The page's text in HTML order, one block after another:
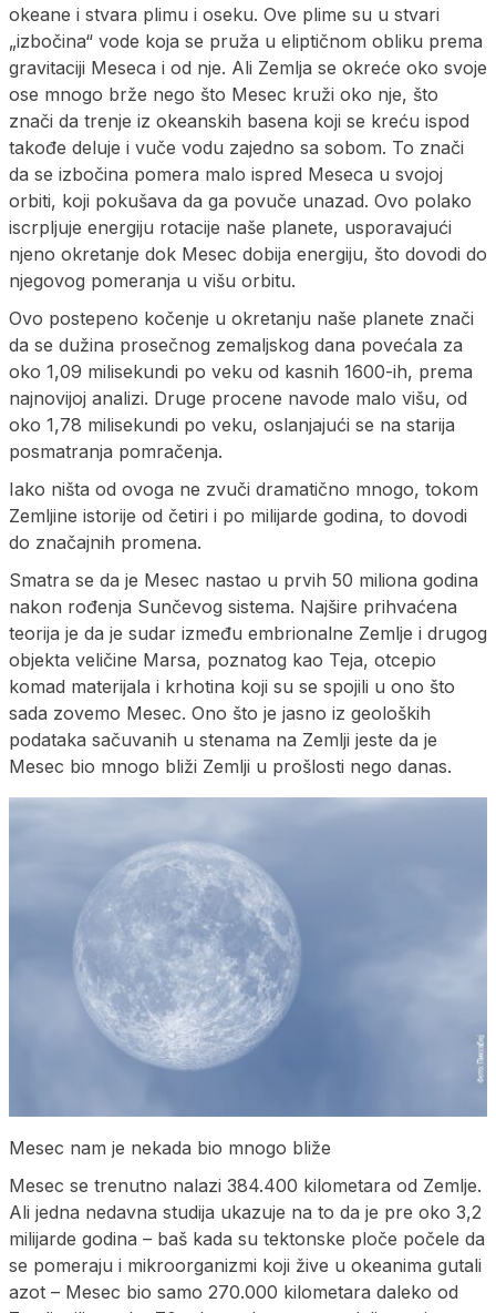
okeane i stvara plimu i oseku. Ove plime su u stvari
„izbočina“ vode koja se pruža u eliptičnom obliku prema
gravitaciji Meseca i od nje. Ali Zemlja se okreće oko svoje
ose mnogo brže nego što Mesec kruži oko nje, što
znači da trenje iz okeanskih basena koji se kreću ispod
takođe deluje i vuče vodu zajedno sa sobom. To znači
da se izbočina pomera malo ispred Meseca u svojoj
orbiti, koji pokušava da ga povuče unazad. Ovo polako
iscrpljuje energiju rotacije naše planete, usporavajući
njeno okretanje dok Mesec dobija energiju, što dovodi do
njegovog pomeranja u višu orbitu.
Ovo postepeno kočenje u okretanju naše planete znači
da se dužina prosečnog zemaljskog dana povećala za
oko 1,09 milisekundi po veku od kasnih 1600-ih, prema
najnovijoj analizi. Druge procene navode malo višu, od
oko 1,78 milisekundi po veku, oslanjajući se na starija
posmatranja pomračenja.
Iako ništa od ovoga ne zvuči dramatično mnogo, tokom
Zemljine istorije od četiri i po milijarde godina, to dovodi
do značajnih promena.
Smatra se da je Mesec nastao u prvih 50 miliona godina
nakon rođenja Sunčevog sistema. Najšire prihvaćena
teorija je da je sudar između embrionalne Zemlje i drugog
objekta veličine Marsa, poznatog kao Teja, otcepio
komad materijala i krhotina koji su se spojili u ono što
sada zovemo Mesec. Ono što je jasno iz geoloških
podataka sačuvanih u stenama na Zemlji jeste da je
Mesec bio mnogo bliži Zemlji u prošlosti nego danas.
Mesec nam je nekada bio mnogo bliže
Mesec se trenutno nalazi 384.400 kilometara od Zemlje.
Ali jedna nedavna studija ukazuje na to da je pre oko 3,2
milijarde godina – baš kada su tektonske ploče počele da
se pomeraju i mikroorganizmi koji žive u okeanima gutali
azot – Mesec bio samo 270.000 kilometara daleko od